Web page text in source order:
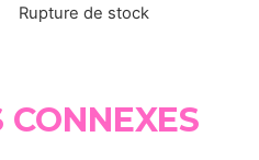
Rupture de stock